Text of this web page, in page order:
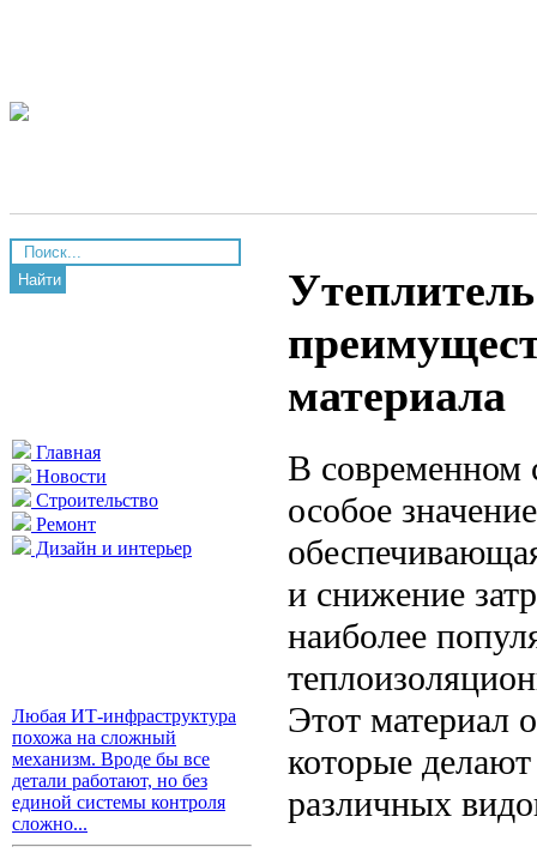
Найти
Главная
Новости
Строительство
Ремонт
Дизайн и интерьер
Любая ИТ-инфраструктура
похожа на сложный
механизм. Вроде бы все
детали работают, но без
единой системы контроля
сложно...
материала
В современном
особое
и снижение
наиболее
Этот материал
которые
различных